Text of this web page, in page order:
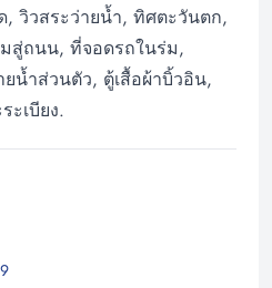
วิวสระว่ายน้ำ, ทิศตะวันตก,
สู่ถนน, ที่จอดรถในร่ม,
น้ำส่วนตัว, ตู้เสื้อผ้าบิ้วอิน,
ะเบียง.